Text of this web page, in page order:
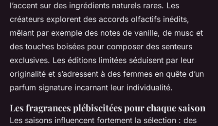
l’accent sur des ingrédients naturels rares. Les
créateurs explorent des accords olfactifs inédits,
mêlant par exemple des notes de vanille, de musc et
des touches boisées pour composer des senteurs
exclusives. Les éditions limitées séduisent par leur
originalité et s’adressent à des femmes en quête d’un
parfum signature incarnant leur individualité.
Les fragrances plébiscitées pour chaque saison
Les saisons influencent fortement la sélection : des